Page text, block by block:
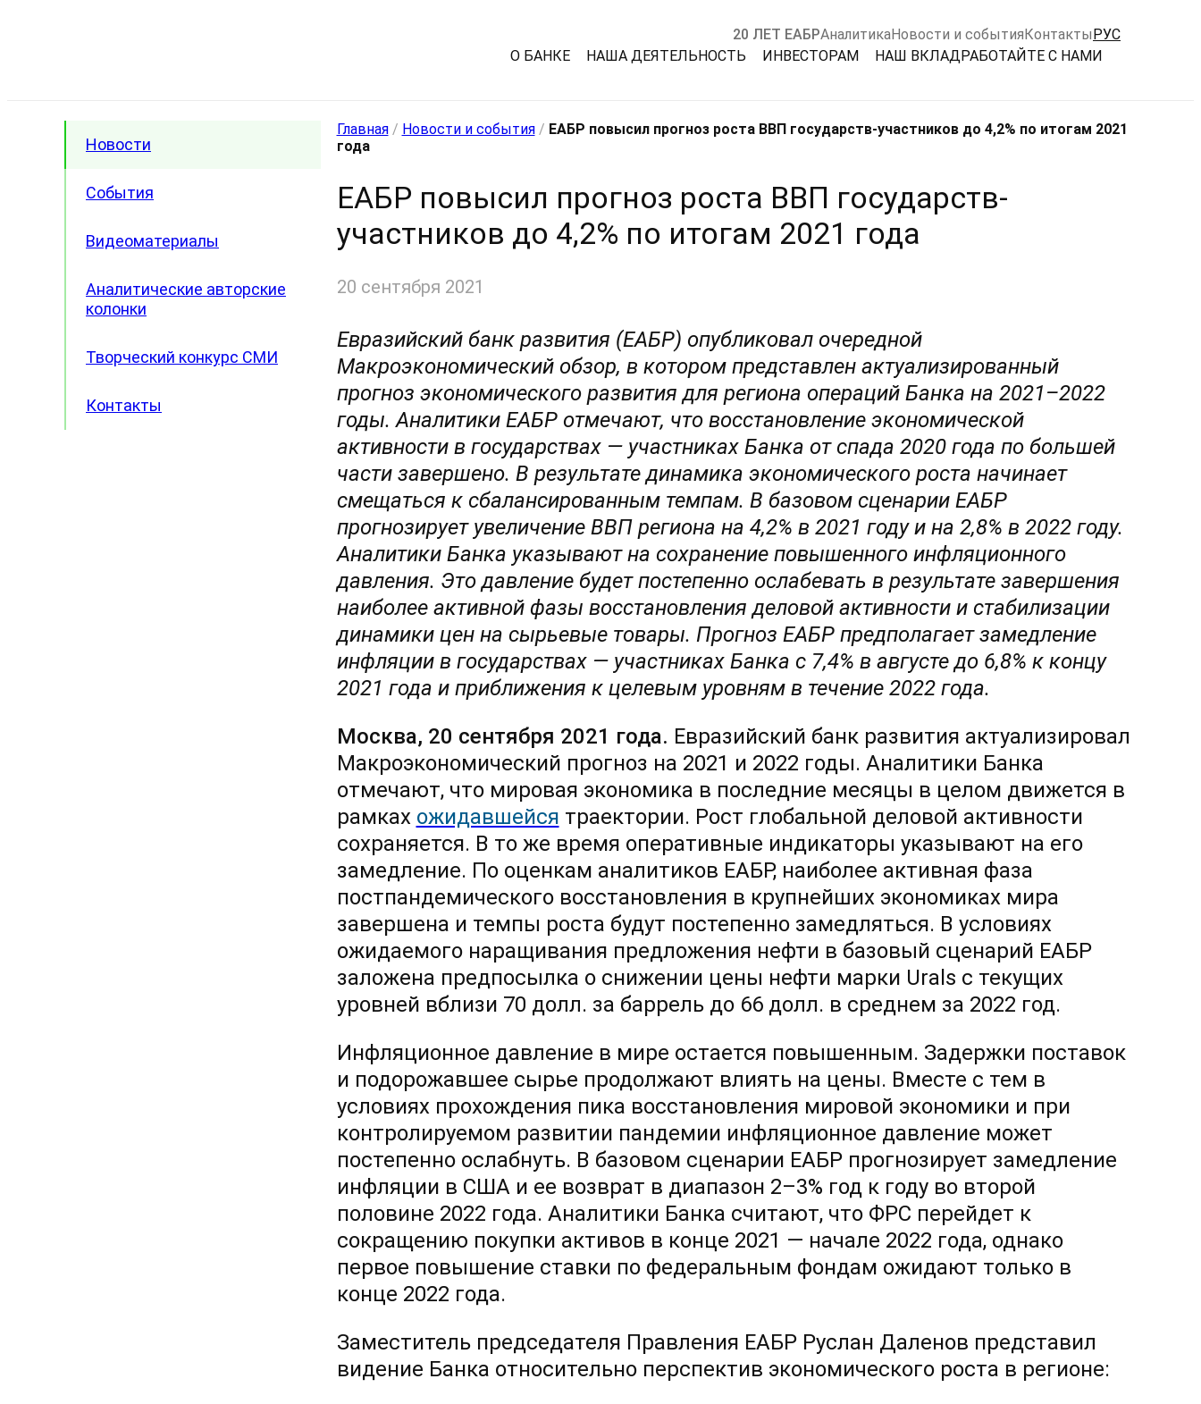
20 ЛЕТ ЕАБРАналитикаНовости и событияКонтактыРУС
О БАНКЕ
НАША ДЕЯТЕЛЬНОСТЬ ИНВЕСТОРАМ НАШ ВКЛАДРАБОТАЙТЕ С НАМИ
Новости
События
Видеоматериалы
Аналитические авторские
колонки
Творческий конкурс СМИ
Контакты
Главная/ Новости и события/ ЕАБР повысил прогноз роста ВВП государств-участников до 4,2% по итогам 2021
года
ЕАБР повысил прогноз роста ВВП государств-
участников до 4,2% по итогам 2021 года
20 сентября 2021
Евразийский банк развития (ЕАБР) опубликовал очередной
Макроэкономический обзор, в котором представлен актуализированный
прогноз экономического развития для региона операций Банка на 2021–2022
годы. Аналитики ЕАБР отмечают, что восстановление экономической
активности в государствах — участниках Банка от спада 2020 года по большей
части завершено. В результате динамика экономического роста начинает
смещаться к сбалансированным темпам. В базовом сценарии ЕАБР
прогнозирует увеличение ВВП региона на 4,2% в 2021 году и на 2,8% в 2022 году.
Аналитики Банка указывают на сохранение повышенного инфляционного
давления. Это давление будет постепенно ослабевать в результате завершения
наиболее активной фазы восстановления деловой активности и стабилизации
динамики цен на сырьевые товары. Прогноз ЕАБР предполагает замедление
инфляции в государствах — участниках Банка с 7,4% в августе до 6,8% к концу
2021 года и приближения к целевым уровням в течение 2022 года.
Москва, 20 сентября 2021 года. Евразийский банк развития актуализировал
Макроэкономический прогноз на 2021 и 2022 годы. Аналитики Банка
отмечают, что мировая экономика в последние месяцы в целом движется в
рамках ожидавшейся траектории. Рост глобальной деловой активности
сохраняется. В то же время оперативные индикаторы указывают на его
замедление. По оценкам аналитиков ЕАБР, наиболее активная фаза
постпандемического восстановления в крупнейших экономиках мира
завершена и темпы роста будут постепенно замедляться. В условиях
ожидаемого наращивания предложения нефти в базовый сценарий ЕАБР
заложена предпосылка о снижении цены нефти марки Urals с текущих
уровней вблизи 70 долл. за баррель до 66 долл. в среднем за 2022 год.
Инфляционное давление в мире остается повышенным. Задержки поставок
и подорожавшее сырье продолжают влиять на цены. Вместе с тем в
условиях прохождения пика восстановления мировой экономики и при
контролируемом развитии пандемии инфляционное давление может
постепенно ослабнуть. В базовом сценарии ЕАБР прогнозирует замедление
инфляции в США и ее возврат в диапазон 2–3% год к году во второй
половине 2022 года. Аналитики Банка считают, что ФРС перейдет к
сокращению покупки активов в конце 2021 — начале 2022 года, однако
первое повышение ставки по федеральным фондам ожидают только в
конце 2022 года.
Заместитель председателя Правления ЕАБР Руслан Даленов представил
видение Банка относительно перспектив экономического роста в регионе: